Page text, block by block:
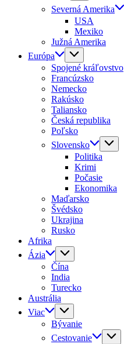
Severná Amerika
USA
Mexiko
Južná Amerika
Európa
Spojené kráľovstvo
Francúzsko
Nemecko
Rakúsko
Taliansko
Česká republika
Poľsko
Slovensko
Politika
Krimi
Počasie
Ekonomika
Maďarsko
Švédsko
Ukrajina
Rusko
Afrika
Ázia
Čína
India
Turecko
Austrália
Viac
Bývanie
Cestovanie